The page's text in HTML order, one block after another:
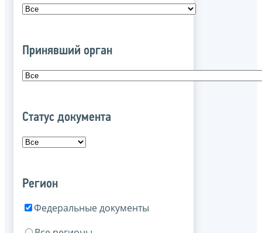
Принявший орган
Статус документа
Регион
Федеральные документы